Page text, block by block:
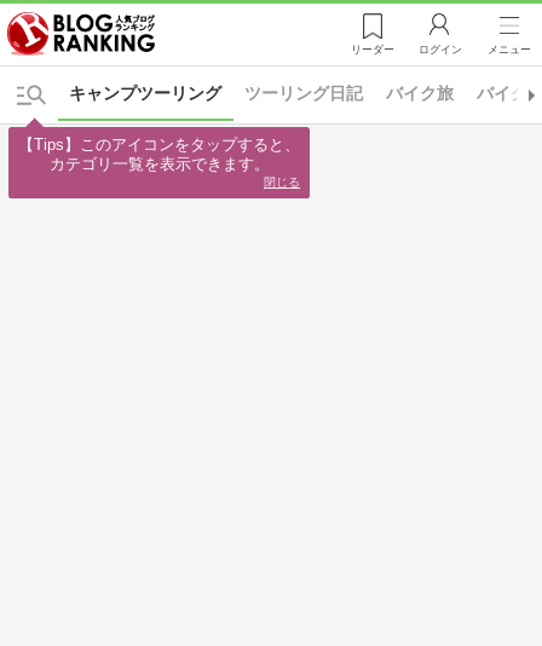
リーダー ログイン メニュー
ツーリング日記 バイク旅 バイク
キャンプツーリング
【Tips】このアイコンをタップすると、
カテゴリ一覧を表示できます。
閉じる